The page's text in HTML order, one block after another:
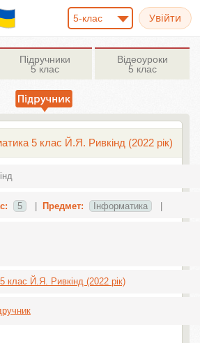
5-клас
Підручники
5 клас
Відеоуроки
5 клас
5 клас Й.Я. Ривкінд (2022 рік)
5 Предмет: Інформатика
клас Й.Я. Ривкінд (2022 рік)